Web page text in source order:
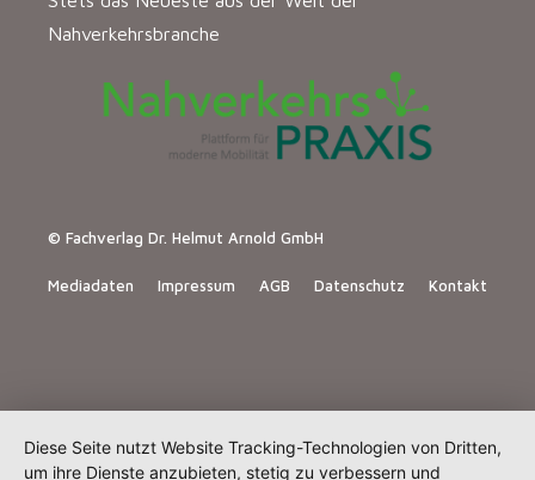
Nahverkehrsbranche
© Fachverlag Dr. Helmut Arnold GmbH
Mediadaten Impressum AGB Datenschutz Kontakt
Diese Seite nutzt Website Tracking-Technologien von Dritten,
um ihre Dienste anzubieten, stetig zu verbessern und